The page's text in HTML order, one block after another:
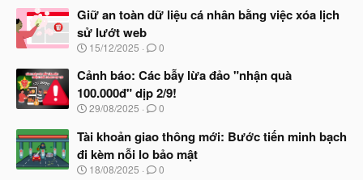
à
b
ắ
đ
ầ
u
Giữ an toàn dữ liệu cá nhân bằng việc xóa lịch
sử lướt web
N
à
b
ắ
đ
ầ
u
15/12/2025 0
Cảnh báo: Các bẫy lừa đảo "nhận quà
100.000đ" dịp 2/9!
N
à
y
b
ắ
29/08/2025 0
Tài khoản giao thông mới: Bước tiến minh bạch
đi kèm nỗi lo bảo mật
N
18/08/2025 0